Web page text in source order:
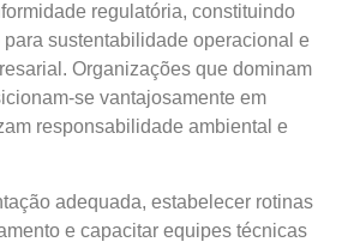
regulatória, constituindo
sustentabilidade operacional e
Organizações que dominam
se vantajosamente em
responsabilidade ambiental e
adequada, estabelecer rotinas
e capacitar equipes técnicas